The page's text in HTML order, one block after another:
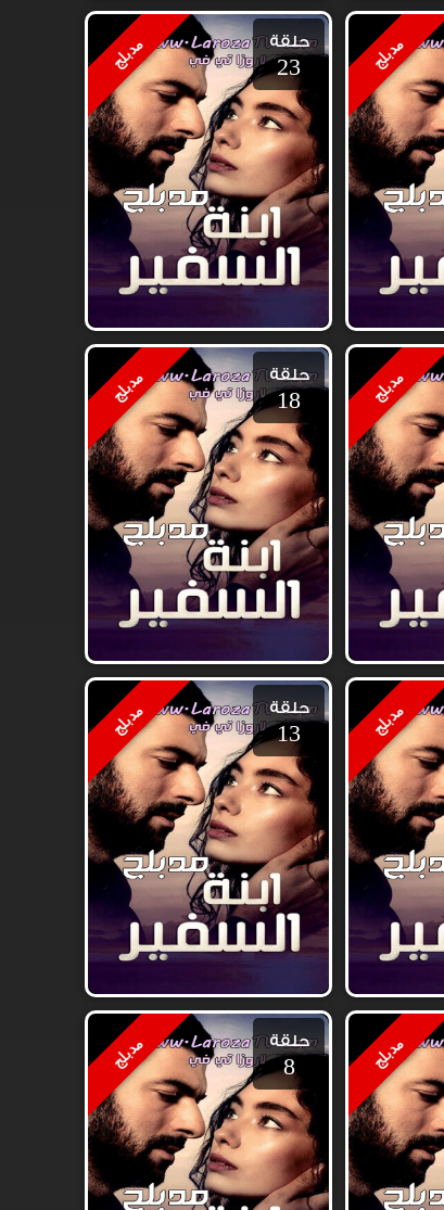
مدبلج مدبلج حلقة
23
مدبلج مدبلج حلقة
18
مدبلج مدبلج حلقة
13
مدبلج مدبلج حلقة
8